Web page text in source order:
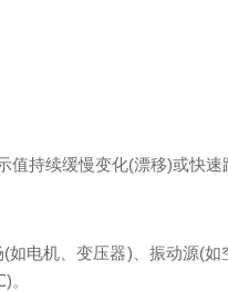
持续缓慢变化(漂移)或快速
如电机、变压器)、振动源(
。